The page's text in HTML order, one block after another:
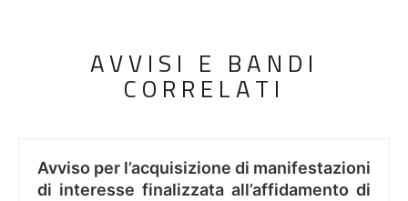
AVVISI E BANDI
CORRELATI
Avviso per l’acquisizione di manifestazioni
di interesse finalizzata all’affidamento di